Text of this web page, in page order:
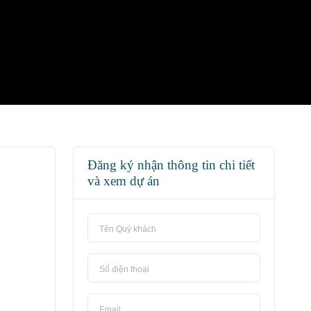
Đăng ký nhận thông tin chi tiết
và xem dự án